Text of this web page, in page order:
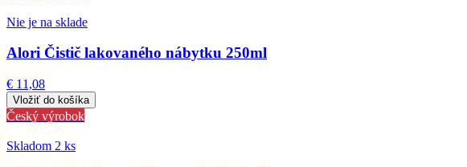
Nie je na sklade
Alori Čistič lakovaného nábytku 250ml
€ 11,08
Český výrobok
Skladom 2 ks